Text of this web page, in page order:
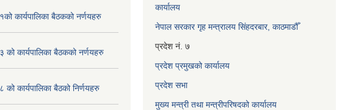
कार्यपालिका बैठकको नर्णयहरु
कार्यपालिका बैठकको नर्णयहरु
कार्यपालिका बैठको निर्णयहरु
कार्यालय
नेपाल सरकार गृह मन्त्रालय सिंहदरबार, काठमाडौँ
प्रदेश नं. ७
प्रदेश प्रमुखको कार्यालय
प्रदेश सभा
मुख्य मन्त्री तथा मन्त्रीपरिषदको कार्यालय